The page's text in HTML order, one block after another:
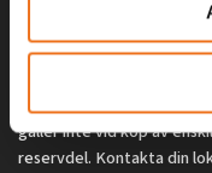
Alla priser på tillbehör
gäller inte vid köp av
reservdel. Kontakta din